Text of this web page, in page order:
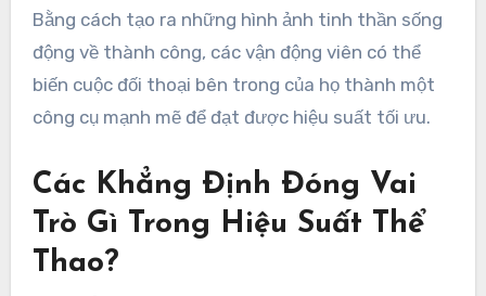
Bằng cách tạo ra những hình ảnh tinh thần sống
động về thành công, các vận động viên có thể
biến cuộc đối thoại bên trong của họ thành một
công cụ mạnh mẽ để đạt được hiệu suất tối ưu.
Các Khẳng Định Đóng Vai
Trò Gì Trong Hiệu Suất Thể
Thao?